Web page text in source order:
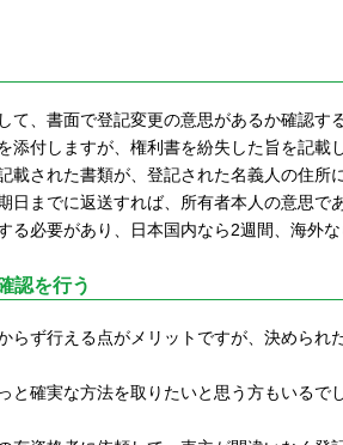
て、書面で登記変更の意思があるか確認す
添付しますが、権利書を紛失した旨を記載
載された書類が、登記された名義人の住所
日までに返送すれば、所有者本人の意思で
る必要があり、日本国内なら2週間、海外
認を行う
らず行える点がメリットですが、決められ
と確実な方法を取りたいと思う方もいるで